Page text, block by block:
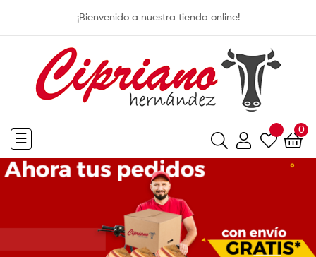
¡Bienvenido a nuestra tienda online!
Navegación
de
palanca
☰
0